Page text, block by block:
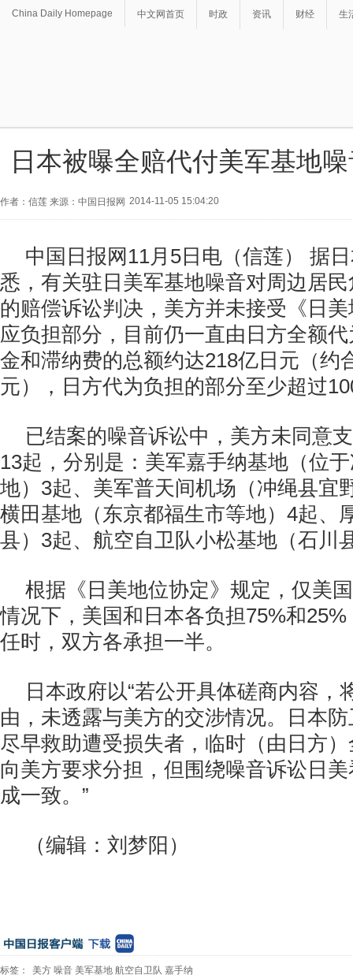
China Daily Homepage 中文网首页 时政 资讯 财经 生
日本被曝全赔代付美军基地
作者：信莲 来源：中国日报网 2014-11-05 15:04:20
中国日报网11月5日电（信莲） 据
悉，有关驻日美军基地噪音对周边居
的赔偿诉讼判决，美方并未接受《日
应负担部分，目前仍一直由日方全额
金和滞纳费的总额约达218亿日元（约
元），日方代为负担的部分至少超过
已结案的噪音诉讼中，美方未同意
13起，分别是：美军嘉手纳基地（位
地）3起、美军普天间机场（冲绳县宜
横田基地（东京都福生市等地）4起、
县）3起、航空自卫队小松基地（石川
根据《日美地位协定》规定，仅美
情况下，美国和日本各负担75%和
任时，双方各承担一半。
日本政府以“若公开具体磋商内容，
由，未透露与美方的交涉情况。日本
尽早救助遭受损失者，临时（由日方
向美方要求分担，但围绕噪音诉讼日
成一致。”
（编辑：刘梦阳）
标签： 美方 噪音 美军基地 航空自卫队 嘉手纳